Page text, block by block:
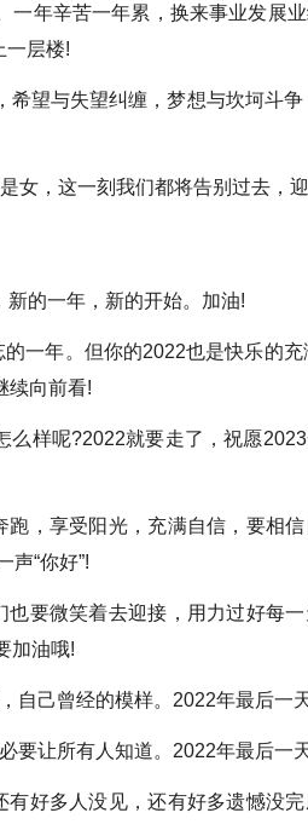
年辛苦一年累，换来事业发展业
一层楼!
望与失望纠缠，梦想与坎坷斗争
，这一刻我们都将告别过去，迎
的一年，新的开始。加油!
年。但你的2022也是快乐的充
续向前看!
样呢?2022就要走了，祝愿2023
享受阳光，充满自信，要相信
声“你好”!
微笑着去迎接，用力过好每一
加油哦!
己曾经的模样。2022年最后一天
让所有人知道。2022年最后一
多人没见，还有好多遗憾没完